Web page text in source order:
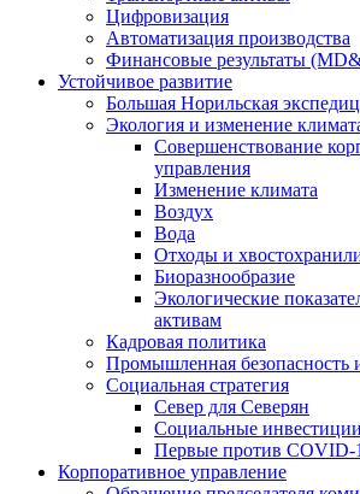
Цифровизация
Автоматизация производства
Финансовые результаты
Устойчивое развитие
Большая Норильская
Экология и изменение
Совершенствование
управления
Изменение климата
Воздух
Вода
Отходы и
Биоразнообразие
Экологические
активам
Кадровая политика
Промышленная безопасность
Социальная стратегия
Север для Северян
Социальные инвестиции
Первые против
Корпоративное управление